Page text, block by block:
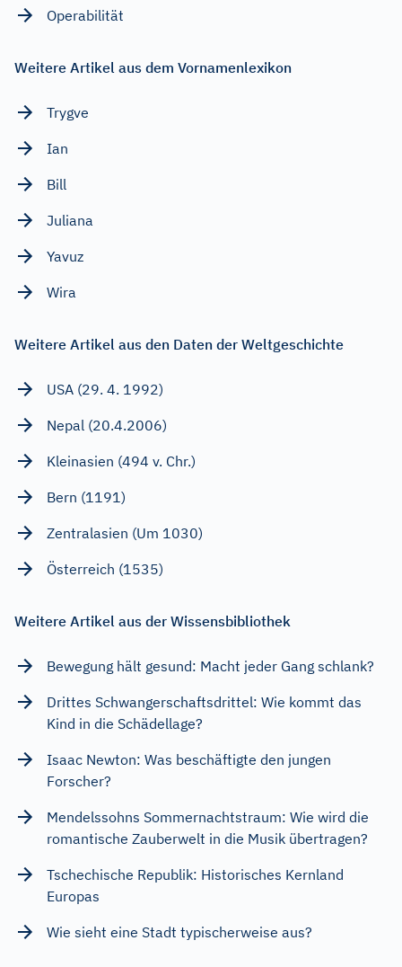
Operabilität
Weitere Artikel aus dem Vornamenlexikon
Trygve
Ian
Bill
Juliana
Yavuz
Wira
Weitere Artikel aus den Daten der Weltgeschichte
USA (29. 4. 1992)
Nepal (20.4.2006)
Kleinasien (494 v. Chr.)
Bern (1191)
Zentralasien (Um 1030)
Österreich (1535)
Weitere Artikel aus der Wissensbibliothek
Bewegung hält gesund: Macht jeder Gang schlank?
Drittes Schwangerschaftsdrittel: Wie kommt das
Kind in die Schädellage?
Isaac Newton: Was beschäftigte den jungen
Forscher?
Mendelssohns Sommernachtstraum: Wie wird die
romantische Zauberwelt in die Musik übertragen?
Tschechische Republik: Historisches Kernland
Europas
Wie sieht eine Stadt typischerweise aus?